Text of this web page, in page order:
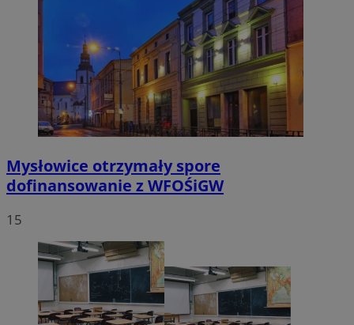
Mysłowice otrzymały spore
dofinansowanie z WFOŚiGW
15